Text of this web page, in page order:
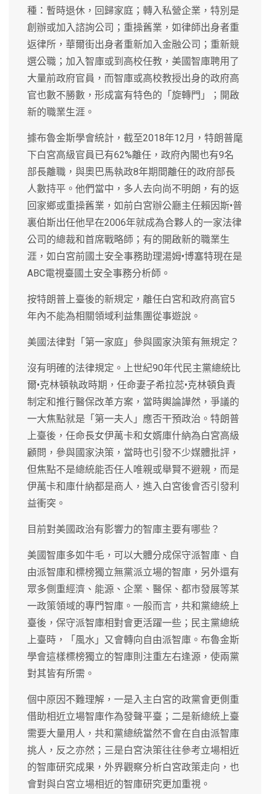
種：暫時退休，回歸家庭；轉入私營企業，特別是
創辦或加入諮詢公司；重操舊業，如律師出身者重
返律所，華爾街出身者重新加入金融公司；重新競
選公職；加入智庫或到高校任教，美國智庫聘用了
大量前政府官員，而智庫或高校教授出身的政府高
官也數不勝數，形成富有特色的「旋轉門」；開啟
新的職業生涯。
據布魯金斯學會統計，截至2018年12月，特朗普麾
下白宮高級官員已有62%離任，政府內閣也有9名
部長離職，與奧巴馬執政8年期間離任的政府部長
人數持平。他們當中，多人去向尚不明朗，有的返
回家鄉或重操舊業，如前白宮辦公廳主任賴因斯•普
裏伯斯出任他早在2006年就成為合夥人的一家法律
公司的總裁和首席戰略師；有的開啟新的職業生
涯，如白宮前國土安全事務助理湯姆•博塞特現在是
ABC電視臺國土安全事務分析師。
按特朗普上臺後的新規定，離任白宮和政府高官5
年內不能為相關領域利益集團從事遊說。
美國法律對「第一家庭」參與國家決策有無規定？
沒有明確的法律規定。上世紀90年代民主黨總統比
爾•克林頓執政時期，任命妻子希拉蕊•克林頓負責
制定和推行醫保改革方案，當時輿論譁然，爭議的
一大焦點就是「第一夫人」應否干預政治。特朗普
上臺後，任命長女伊萬卡和女婿庫什納為白宮高級
顧問，參與國家決策，當時也引發不少媒體批評，
但焦點不是總統能否任人唯親或舉賢不避親，而是
伊萬卡和庫什納都是商人，進入白宮後會否引發利
益衝突。
目前對美國政治有影響力的智庫主要有哪些？
美國智庫多如牛毛，可以大體分成保守派智庫、自
由派智庫和標榜獨立無黨派立場的智庫，另外還有
眾多側重經濟、能源、企業、醫保、都市發展等某
一政策領域的專門智庫。一般而言，共和黨總統上
臺後，保守派智庫相對會更活躍一些；民主黨總統
上臺時，「風水」又會轉向自由派智庫。布魯金斯
學會這樣標榜獨立的智庫則注重左右逢源，使兩黨
對其皆有所需。
個中原因不難理解，一是入主白宮的政黨會更側重
借助相近立場智庫作為發聲平臺；二是新總統上臺
需要大量用人，共和黨總統當然不會在自由派智庫
挑人，反之亦然；三是白宮決策往往參考立場相近
的智庫研究成果，外界觀察分析白宮政策走向，也
會對與白宮立場相近的智庫研究更加重視。